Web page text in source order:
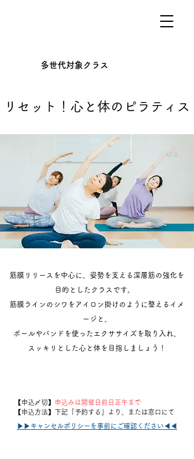
多世代対象クラス
リセット！心と体のピラティス
筋膜リリースを中心に、姿勢を支える深層筋の強化を
目的としたクラスです。
筋膜ラインのシワをアイロン掛けのように整えるイメ
ージと、
ポールやバンドを使ったエクササイズを取り入れ、
スッキリとした心と体を目指しましょう！
【申込〆切】 申込みは開催日前日正午まで
【申込方法】下記「予約する」より、または窓口にて
▶︎▶︎キャンセルポリシーを事前にご確認ください◀︎◀︎